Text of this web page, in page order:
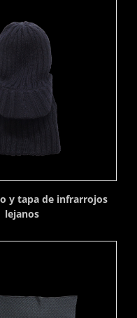
y tapa de infrarrojos
lejanos